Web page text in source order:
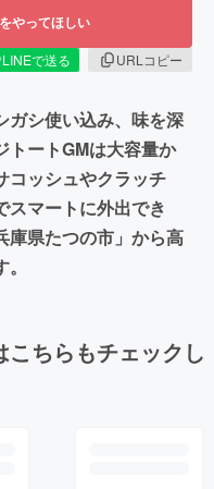
やってほしい
LINEで送る
URLコピー
ガシ使い込み、味を深
トートGMは大容量か
コッシュやクラッチ
スマートに外出でき
庫県たつの市」から高
ちらもチェックし